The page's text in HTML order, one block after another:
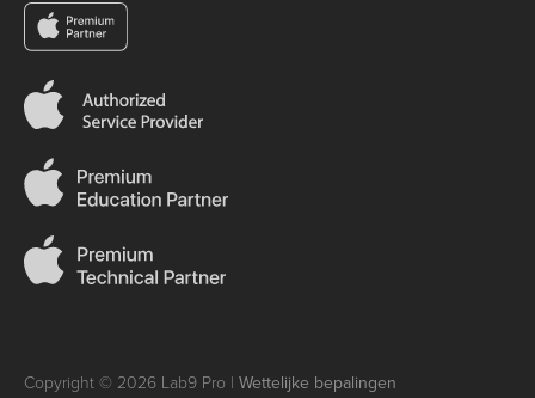
Copyright © 2026 Lab9 Pro | Wettelijke bepalingen